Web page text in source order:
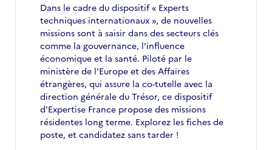
Dans le cadre du dispositif « Experts
techniques internationaux », de nouvelles
missions sont à saisir dans des secteurs clés
comme la gouvernance, l'influence
économique et la santé. Piloté par le
ministère de l’Europe et des Affaires
étrangères, qui assure la co-tutelle avec la
direction générale du Trésor, ce dispositif
d'Expertise France propose des missions
résidentes long terme. Explorez les fiches de
poste, et candidatez sans tarder !